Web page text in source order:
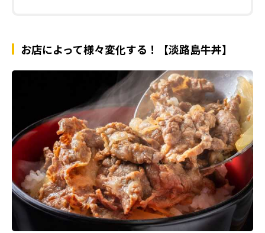
お店によって様々変化する！【淡路島牛丼】